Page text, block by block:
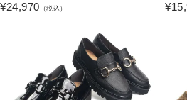
¥24,970 （税込）
¥